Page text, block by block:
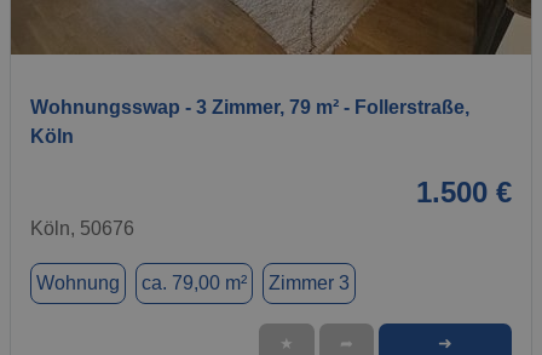
1 / 6
Wohnungsswap - 3 Zimmer, 79 m² - Follerstraße,
Köln
1.500 €
Köln, 50676
Wohnung ca. 79,00 m² Zimmer 3
★ ➦ ➜